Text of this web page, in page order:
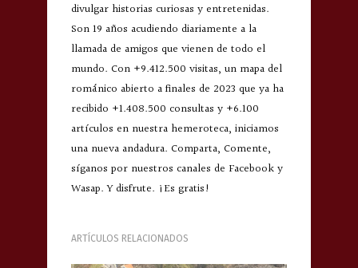
divulgar historias curiosas y entretenidas.
Son 19 años acudiendo diariamente a la
llamada de amigos que vienen de todo el
mundo. Con +9.412.500 visitas, un mapa del
románico abierto a finales de 2023 que ya ha
recibido +1.408.500 consultas y +6.100
artículos en nuestra hemeroteca, iniciamos
una nueva andadura. Comparta, Comente,
síganos por nuestros canales de Facebook y
Wasap. Y disfrute. ¡Es gratis!
ARTÍCULOS RELACIONADOS